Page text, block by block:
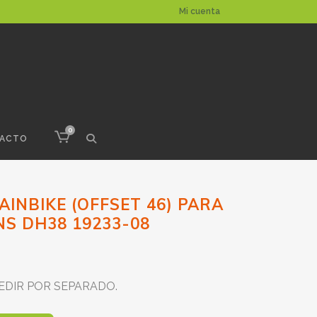
Mi cuenta
0
(OFFSET 46) PARA
DH38 19233-08
POR SEPARADO.